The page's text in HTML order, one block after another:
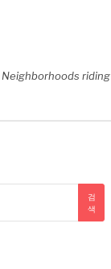
Neighborhoods riding
검
색